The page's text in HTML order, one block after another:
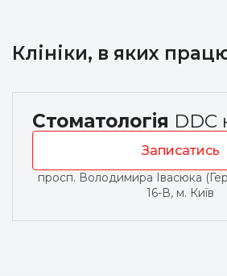
Клініки, в яких
Стоматологія DDC
Записатись
просп. Володимира Івасюка
16-В, м. Київ